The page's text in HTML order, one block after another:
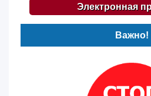
Электронная
Важно!